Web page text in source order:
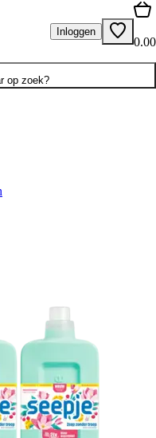
Inloggen
0.00
op zoek?